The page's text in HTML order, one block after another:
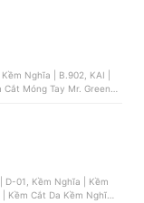
Nghĩa | B.902, KAI |
Cắt Móng Tay Mr. Green,